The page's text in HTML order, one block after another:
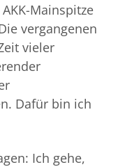
Mainspitze
vergangenen
vieler
Dafür bin ich
Ich gehe,